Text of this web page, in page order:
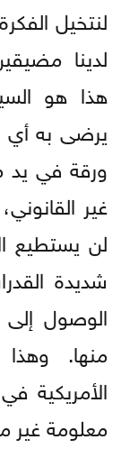
لنتخيل
لدينا
هذا هو
يرضى به أي
ورقة في يد
غير
لن يستطيع
شديدة
الوصول إلى
منها.
الأمريكية
معلومة غير